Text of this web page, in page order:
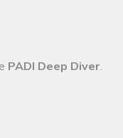
PADI Deep Diver.